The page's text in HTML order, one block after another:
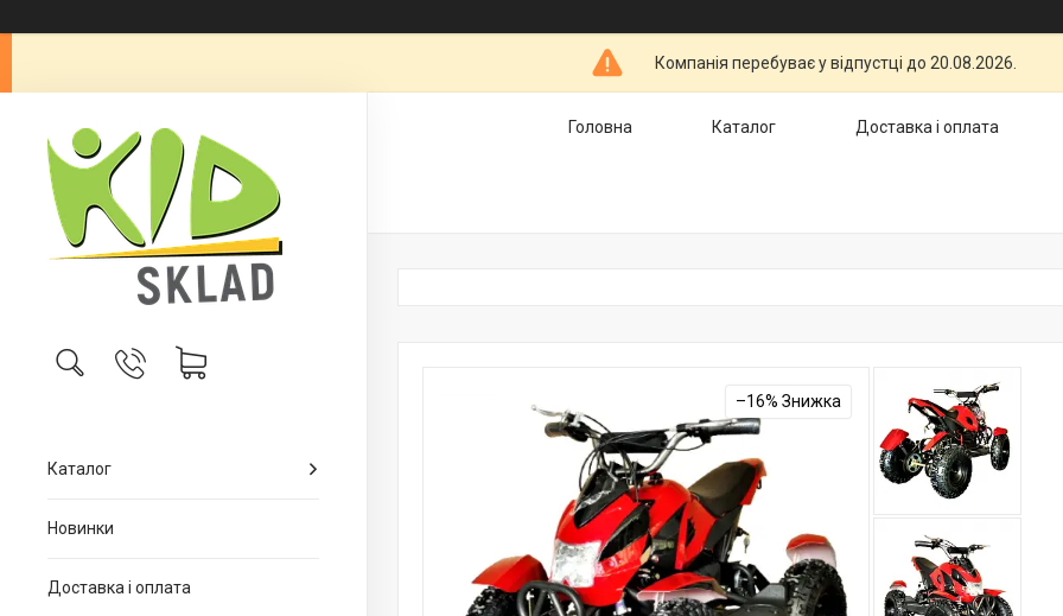
Компанія перебуває у відпустці до 20.08.2026.
Каталог
Новинки
Доставка і оплата
Головна Каталог Доставка і оплата
–16%